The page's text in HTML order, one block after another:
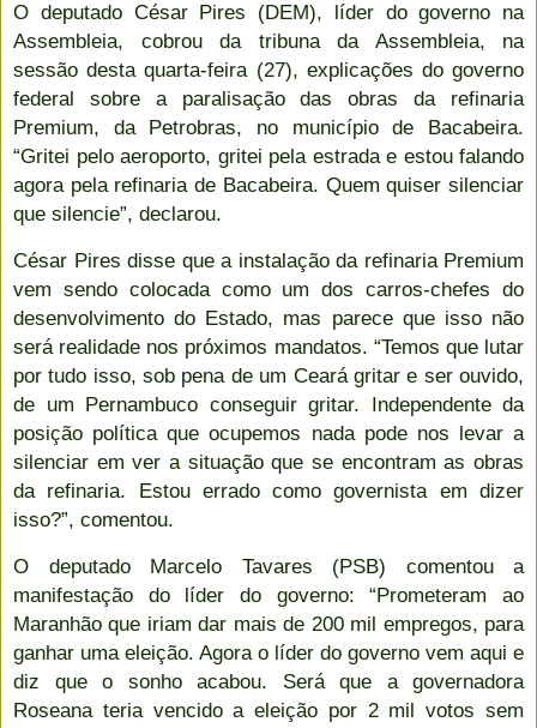
O deputado César Pires (DEM), líder do governo na
Assembleia, cobrou da tribuna da Assembleia, na
sessão desta quarta-feira (27), explicações do governo
federal sobre a paralisação das obras da refinaria
Premium, da Petrobras, no município de Bacabeira.
“Gritei pelo aeroporto, gritei pela estrada e estou falando
agora pela refinaria de Bacabeira. Quem quiser silenciar
que silencie”, declarou.
César Pires disse que a instalação da refinaria Premium
vem sendo colocada como um dos carros-chefes do
desenvolvimento do Estado, mas parece que isso não
será realidade nos próximos mandatos. “Temos que lutar
por tudo isso, sob pena de um Ceará gritar e ser ouvido,
de um Pernambuco conseguir gritar. Independente da
posição política que ocupemos nada pode nos levar a
silenciar em ver a situação que se encontram as obras
da refinaria. Estou errado como governista em dizer
isso?”, comentou.
O deputado Marcelo Tavares (PSB) comentou a
manifestação do líder do governo: “Prometeram ao
Maranhão que iriam dar mais de 200 mil empregos, para
ganhar uma eleição. Agora o líder do governo vem aqui e
diz que o sonho acabou. Será que a governadora
Roseana teria vencido a eleição por 2 mil votos sem